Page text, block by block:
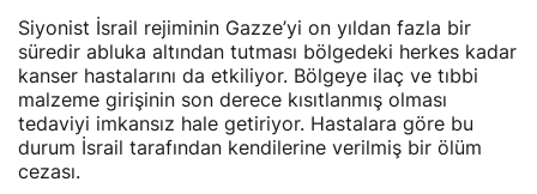
Siyonist İsrail rejiminin Gazze’yi on yıldan fazla bir
süredir abluka altından tutması bölgedeki herkes kadar
kanser hastalarını da etkiliyor. Bölgeye ilaç ve tıbbi
malzeme girişinin son derece kısıtlanmış olması
tedaviyi imkansız hale getiriyor. Hastalara göre bu
durum İsrail tarafından kendilerine verilmiş bir ölüm
cezası.